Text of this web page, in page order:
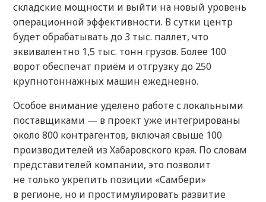
складские мощности и выйти на новый уровень
операционной эффективности. В сутки центр
будет обрабатывать до 3 тыс. паллет, что
эквивалентно 1,5 тыс. тонн грузов. Более 100
ворот обеспечат приём и отгрузку до 250
крупнотоннажных машин ежедневно.
Особое внимание уделено работе с локальными
поставщиками — в проект уже интегрированы
около 800 контрагентов, включая свыше 100
производителей из Хабаровского края. По словам
представителей компании, это позволит
не только укрепить позиции «Самбери»
в регионе, но и простимулировать развитие